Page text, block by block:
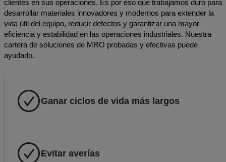
clientes en sus operaciones. Es por eso que trabajamos duro para
desarrollar materiales innovadores y modernos para extender la
vida útil del equipo, reducir defectos y garantizar una mayor
eficiencia y estabilidad en las operaciones industriales. Nuestra
cartera de soluciones de MRO probadas y efectivas puede
ayudarlo.
Ganar ciclos de vida más largos
Evitar averías